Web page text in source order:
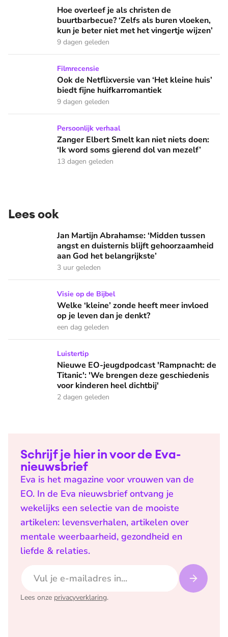
Hoe overleef je als christen de buurtbarbecue? ‘Zelfs als
Hoe overleef je als christen de
buurtbarbecue? ‘Zelfs als buren vloeken,
kun je beter niet met het vingertje wijzen’
9 dagen geleden
Ook de Netflixversie van ‘Het kleine huis’ biedt fijne
Filmrecensie
Ook de Netflixversie van ‘Het kleine huis’
biedt fijne huifkarromantiek
9 dagen geleden
Zanger Elbert Smelt kan niet niets doen: ‘Ik word soms
Persoonlijk verhaal
Zanger Elbert Smelt kan niet niets doen:
‘Ik word soms gierend dol van mezelf’
13 dagen geleden
Lees ook
Jan Martijn Abrahamse: ‘Midden tussen angst en
Jan Martijn Abrahamse: ‘Midden tussen
angst en duisternis blijft gehoorzaamheid
aan God het belangrijkste’
3 uur geleden
Welke ‘kleine’ zonde heeft meer invloed op je leven dan je
Visie op de Bijbel
Welke ‘kleine’ zonde heeft meer invloed
op je leven dan je denkt?
een dag geleden
Nieuwe EO-jeugdpodcast 'Rampnacht: de Titanic': 'We
Luistertip
Nieuwe EO-jeugdpodcast 'Rampnacht: de
Titanic': 'We brengen deze geschiedenis
voor kinderen heel dichtbij'
2 dagen geleden
Schrijf je hier in voor de Eva-
nieuwsbrief
Eva is het magazine voor vrouwen van de
EO. In de Eva nieuwsbrief ontvang je
wekelijks een selectie van de mooiste
artikelen: levensverhalen, artikelen over
mentale weerbaarheid, gezondheid en
liefde & relaties.
Lees onze privacyverklaring.